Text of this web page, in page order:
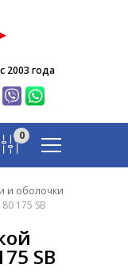
2003 года
0
и оболочки
175 SB
SB